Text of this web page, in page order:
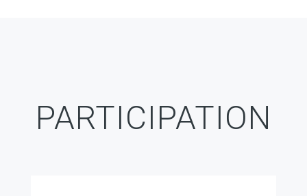
PARTICIPATION